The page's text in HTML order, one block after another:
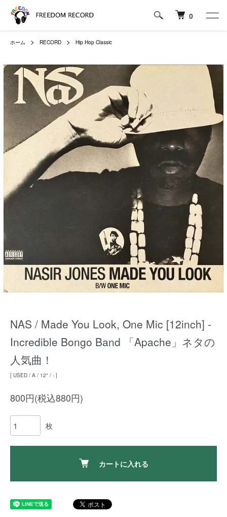
0
ホーム RECORD Hip Hop Classic
NAS / Made You Look, One Mic [12inch] -
Incredible Bongo Band 「Apache」ネタの
人気曲！
[ USED / A / 12" / - ]
800円(税込880円)
枚
カートに入れる